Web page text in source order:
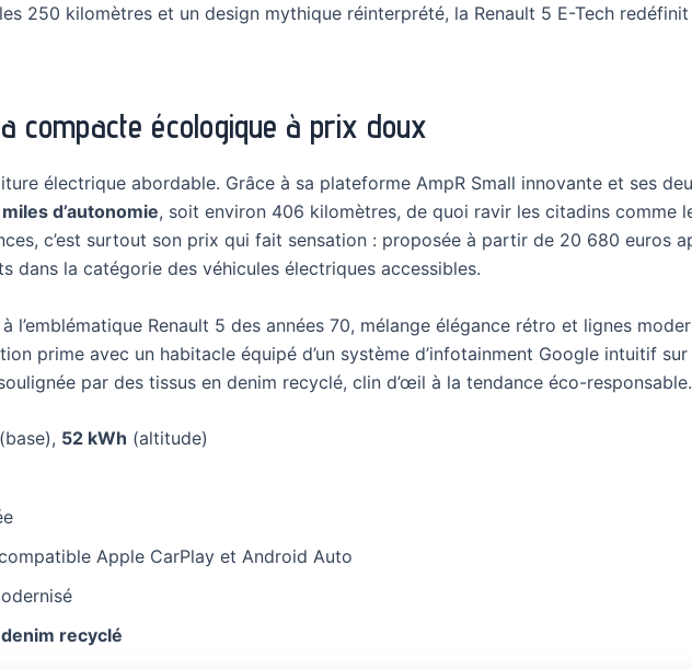
250 kilomètres et un design mythique réinterprété, la Renault 5 E-Tech redéfinit
compacte écologique à prix doux
électrique abordable. Grâce à sa plateforme AmpR Small innovante et ses
d’autonomie, soit environ 406 kilomètres, de quoi ravir les citadins comme
c’est surtout son prix qui fait sensation : proposée à partir de 20 680 euros
dans la catégorie des véhicules électriques accessibles.
l’emblématique Renault 5 des années 70, mélange élégance rétro et lignes
prime avec un habitacle équipé d’un système d’infotainment Google intuitif
par des tissus en denim recyclé, clin d’œil à la tendance éco-responsable.
(base), 52 kWh (altitude)
Apple CarPlay et Android Auto
denim recyclé